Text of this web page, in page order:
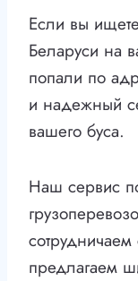
Если вы
Беларуси на
попали по
и надежный
вашего буса.
Наш сервис
предлагаем